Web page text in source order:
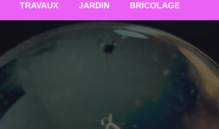
TRAVAUX JARDIN BRICOLAGE